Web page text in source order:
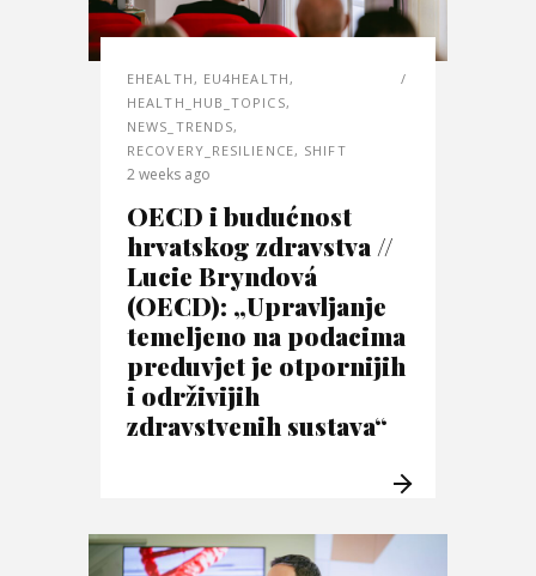
EHEALTH , EU4HEALTH ,
HEALTH_HUB_TOPICS,
NEWS_TRENDS,
RECOVERY_RESILIENCE, SHIFT
2 weeks ago
OECD i budućnost
hrvatskog zdravstva //
Lucie Bryndová
(OECD): „Upravljanje
temeljeno na podacima
preduvjet je otpornijih
i održivijih
zdravstvenih sustava“